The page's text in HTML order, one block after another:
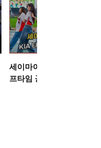
세이마이네임,'KIA 타이거
프타임 공연' [O!